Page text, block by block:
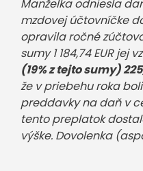
Manželka odniesla
mzdovej účtovníčke
opravila ročné
sumy 1 184,74 EUR jej
(19% z tejto sumy)
že v priebehu roka
preddavky na daň v
tento preplatok
výške. Dovolenka